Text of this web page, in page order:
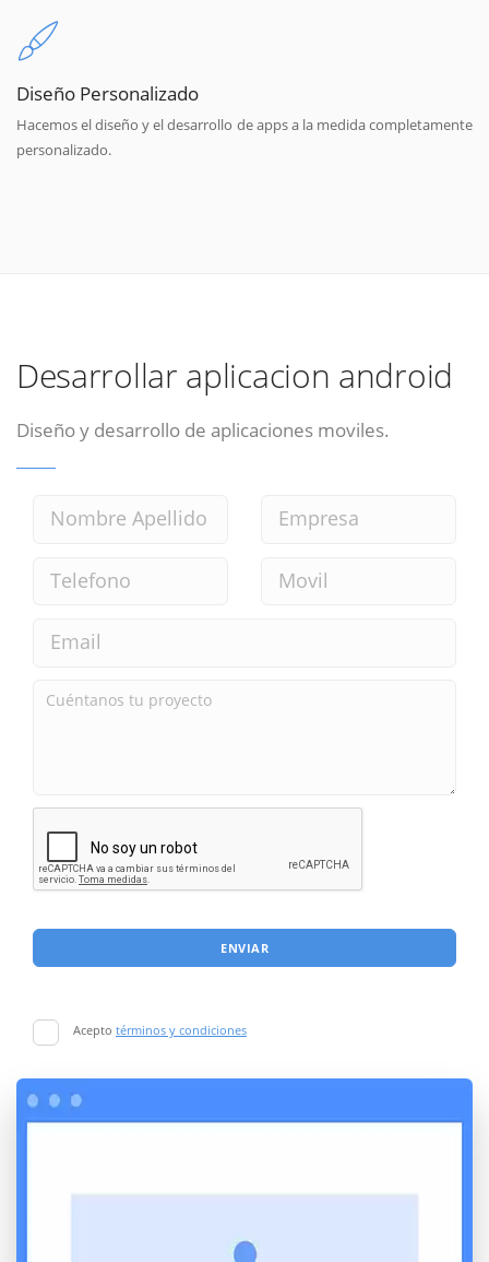
Diseño Personalizado
Hacemos el diseño y el desarrollo de apps a la medida completamente
personalizado.
Desarrollar aplicacion android
Diseño y desarrollo de aplicaciones moviles.
ENVIAR
Acepto términos y condiciones